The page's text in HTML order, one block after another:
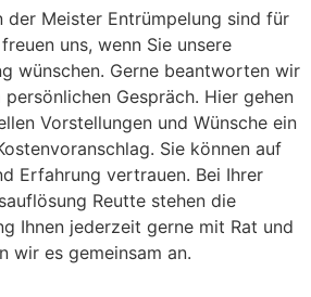
der Meister Entrümpelung sind für
uns, wenn Sie unsere
wünschen. Gerne beantworten wir
persönlichen Gespräch. Hier gehen
Vorstellungen und Wünsche ein
Sie können auf
Erfahrung vertrauen. Bei Ihrer
Reutte stehen die
Ihnen jederzeit gerne mit Rat und
wir es gemeinsam an.